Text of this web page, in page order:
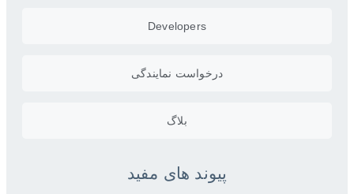
Developers
درخواست نمایندگی
بلاگ
پیوند های مفید